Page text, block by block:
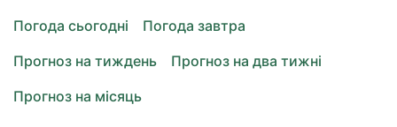
Погода сьогодні
Погода завтра
Прогноз на тиждень
Прогноз на два тижні
Прогноз на місяць